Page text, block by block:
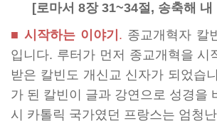
[로마서 8장 31~34절, 송축해 내
■ 시작하는 이야기 . 종교개혁자 칼
입니다. 루터가 먼저 종교개혁을 시
받은 칼빈도 개신교 신자가 되었습
가 된 칼빈이 글과 강연으로 성경을
시 카톨릭 국가였던 프랑스는 엄청